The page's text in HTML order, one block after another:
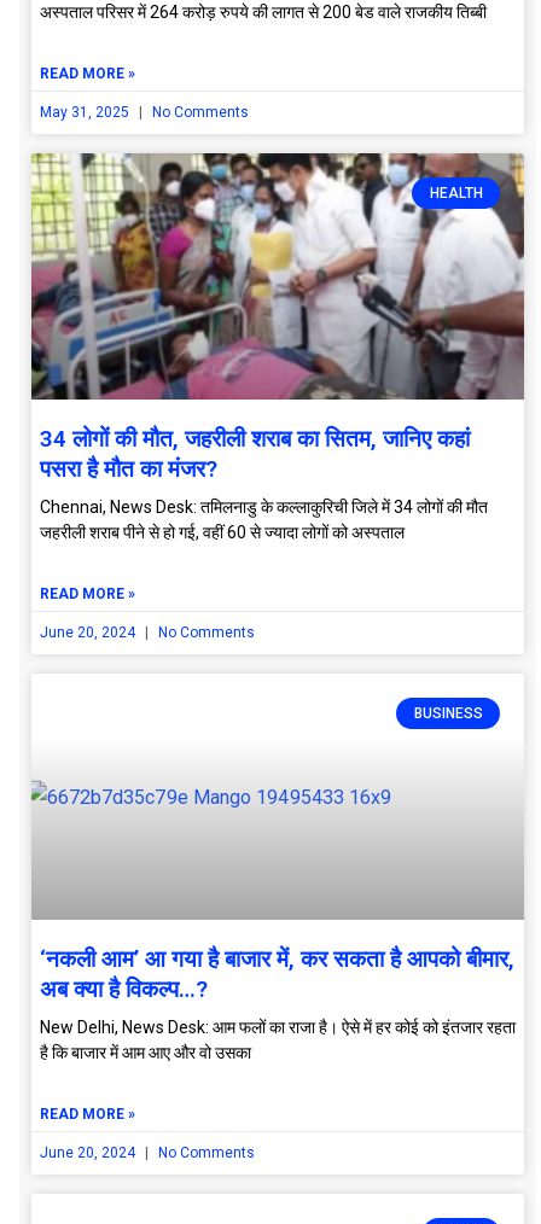
अस्पताल परिसर में 264 करोड़ रुपये की लागत से 200 बेड वाले राजकीय तिब्बी
READ MORE »
May 31, 2025 No Comments
HEALTH
34 लोगों की मौत, जहरीली शराब का सितम, जानिए कहां
पसरा है मौत का मंजर?
Chennai, News Desk: तमिलनाडु के कल्लाकुरिची जिले में 34 लोगों की मौत
जहरीली शराब पीने से हो गई, वहीं 60 से ज्यादा लोगों को अस्पताल
READ MORE »
June 20, 2024 No Comments
BUSINESS
‘नकली आम’ आ गया है बाजार में, कर सकता है आपको बीमार,
अब क्या है विकल्प…?
New Delhi, News Desk: आम फलों का राजा है। ऐसे में हर कोई को इंतजार रहता
है कि बाजार में आम आए और वो उसका
READ MORE »
June 20, 2024 No Comments